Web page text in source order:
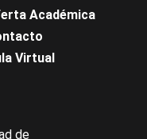
Académica
Virtual
de